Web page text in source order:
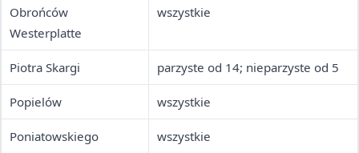
Obrońców
Westerplatte
wszystkie
Piotra Skargi parzyste od 14; nieparzyste od 5
Popielów wszystkie
Poniatowskiego wszystkie